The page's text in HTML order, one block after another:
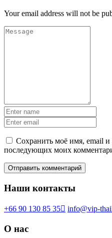
Your email address will not be
Сохранить моё имя, email и
последующих моих
Наши контакты
+66 90 130 85 35 info@vip-
О нас